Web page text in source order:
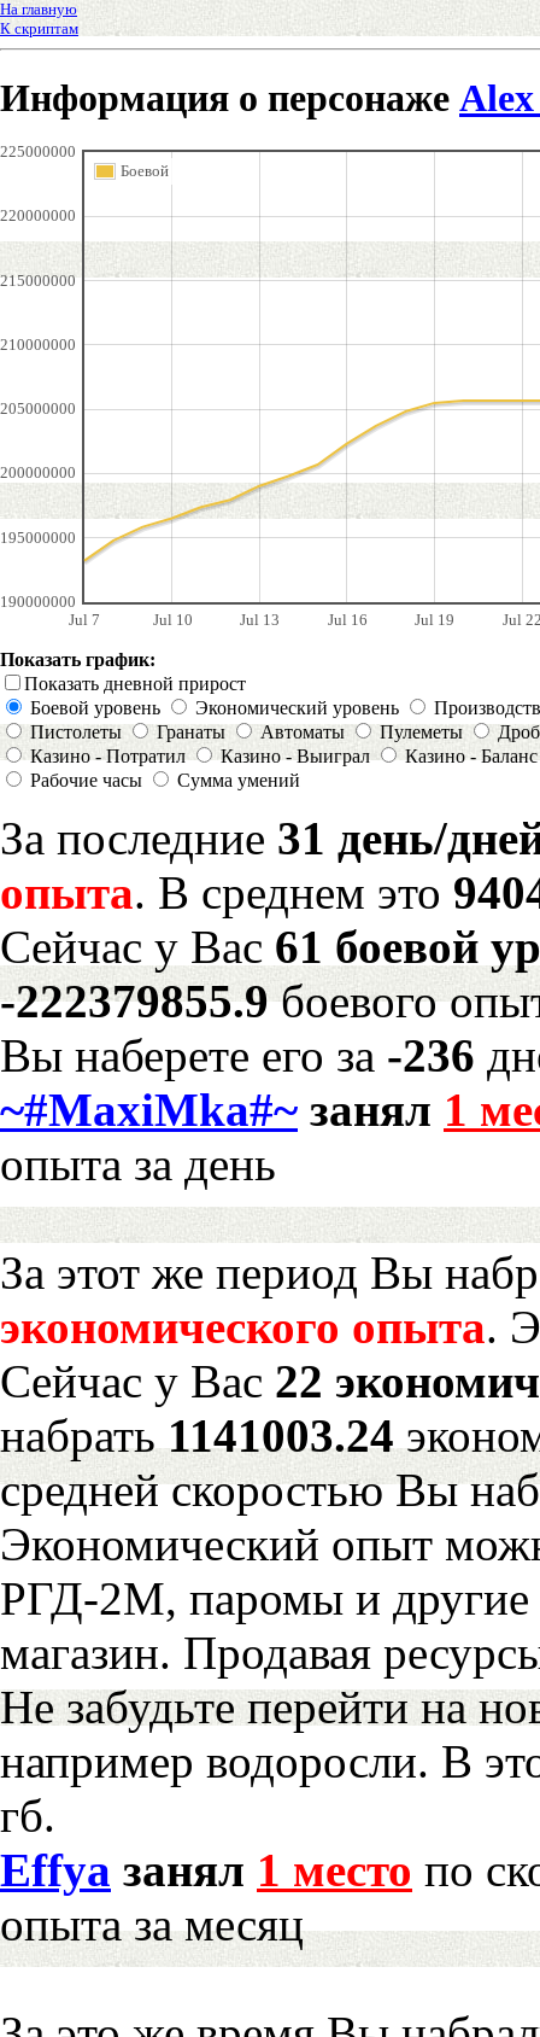
На главную
К скриптам
Информация о персонаже
Jul 7 Jul 10 Jul 13 Jul 16 Jul 19 Jul
190000000
195000000
200000000
205000000
210000000
215000000
220000000
225000000
Боевой
Показать график:
Показать дневной прирост
Боевой уровень
Экономический уровень
Пистолеты
Гранаты Автоматы Пулеметы
Казино - Потратил
Казино - Выиграл
Казино - Баланс
Рабочие часы
Сумма умений
За последние 31 день/
опыта. В среднем это
Сейчас у Вас 61 боевой
-222379855.9боевого
Вы наберете его за -236
~#MaxiMka#~ занял 1
опыта за день
За этот же период Вы
экономического опыта.
Сейчас у Вас 22
набрать1141003.24
средней скоростью Вы
Экономический опыт
РГД-2М, паромы и другие
магазин. Продавая
Не забудьте перейти на
например водоросли. В
гб.
Effya занял 1 место по
опыта за месяц